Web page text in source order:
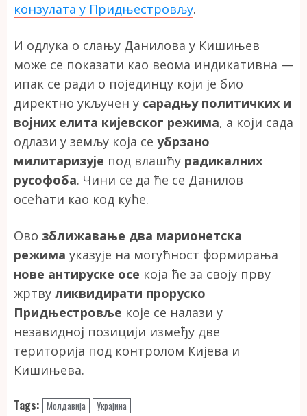
конзулата у Придњестровљу.
И одлука о слању Данилова у Кишињев
може се показати као веома индикативна —
ипак се ради о појединцу који је био
директно укључен у сарадњу политичких и
војних елита кијевског режима, а који сада
одлази у земљу која се убрзано
милитаризује под влашћу радикалних
русофоба. Чини се да ће се Данилов
осећати као код куће.
Ово зближавање два марионетска
режима указује на могућност формирања
нове антируске осе која ће за своју прву
жртву ликвидирати проруско
Придњестровље које се налази у
незавидној позицији између две
територија под контролом Кијева и
Кишињева.
Tags: Молдавија Украјина